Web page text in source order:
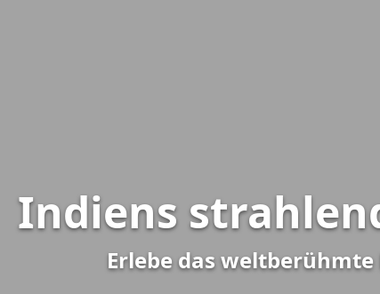
Indiens
Erlebe das